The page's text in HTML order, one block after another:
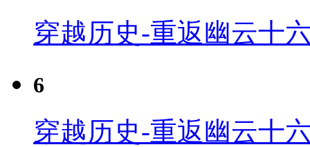
穿越历史-重返幽云十
6
穿越历史-重返幽云十